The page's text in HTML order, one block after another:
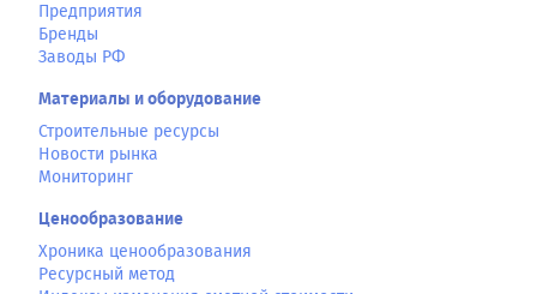
Предприятия
Бренды
Заводы РФ
Материалы и оборудование
Строительные ресурсы
Новости рынка
Мониторинг
Ценообразование
Хроника ценообразования
Ресурсный метод